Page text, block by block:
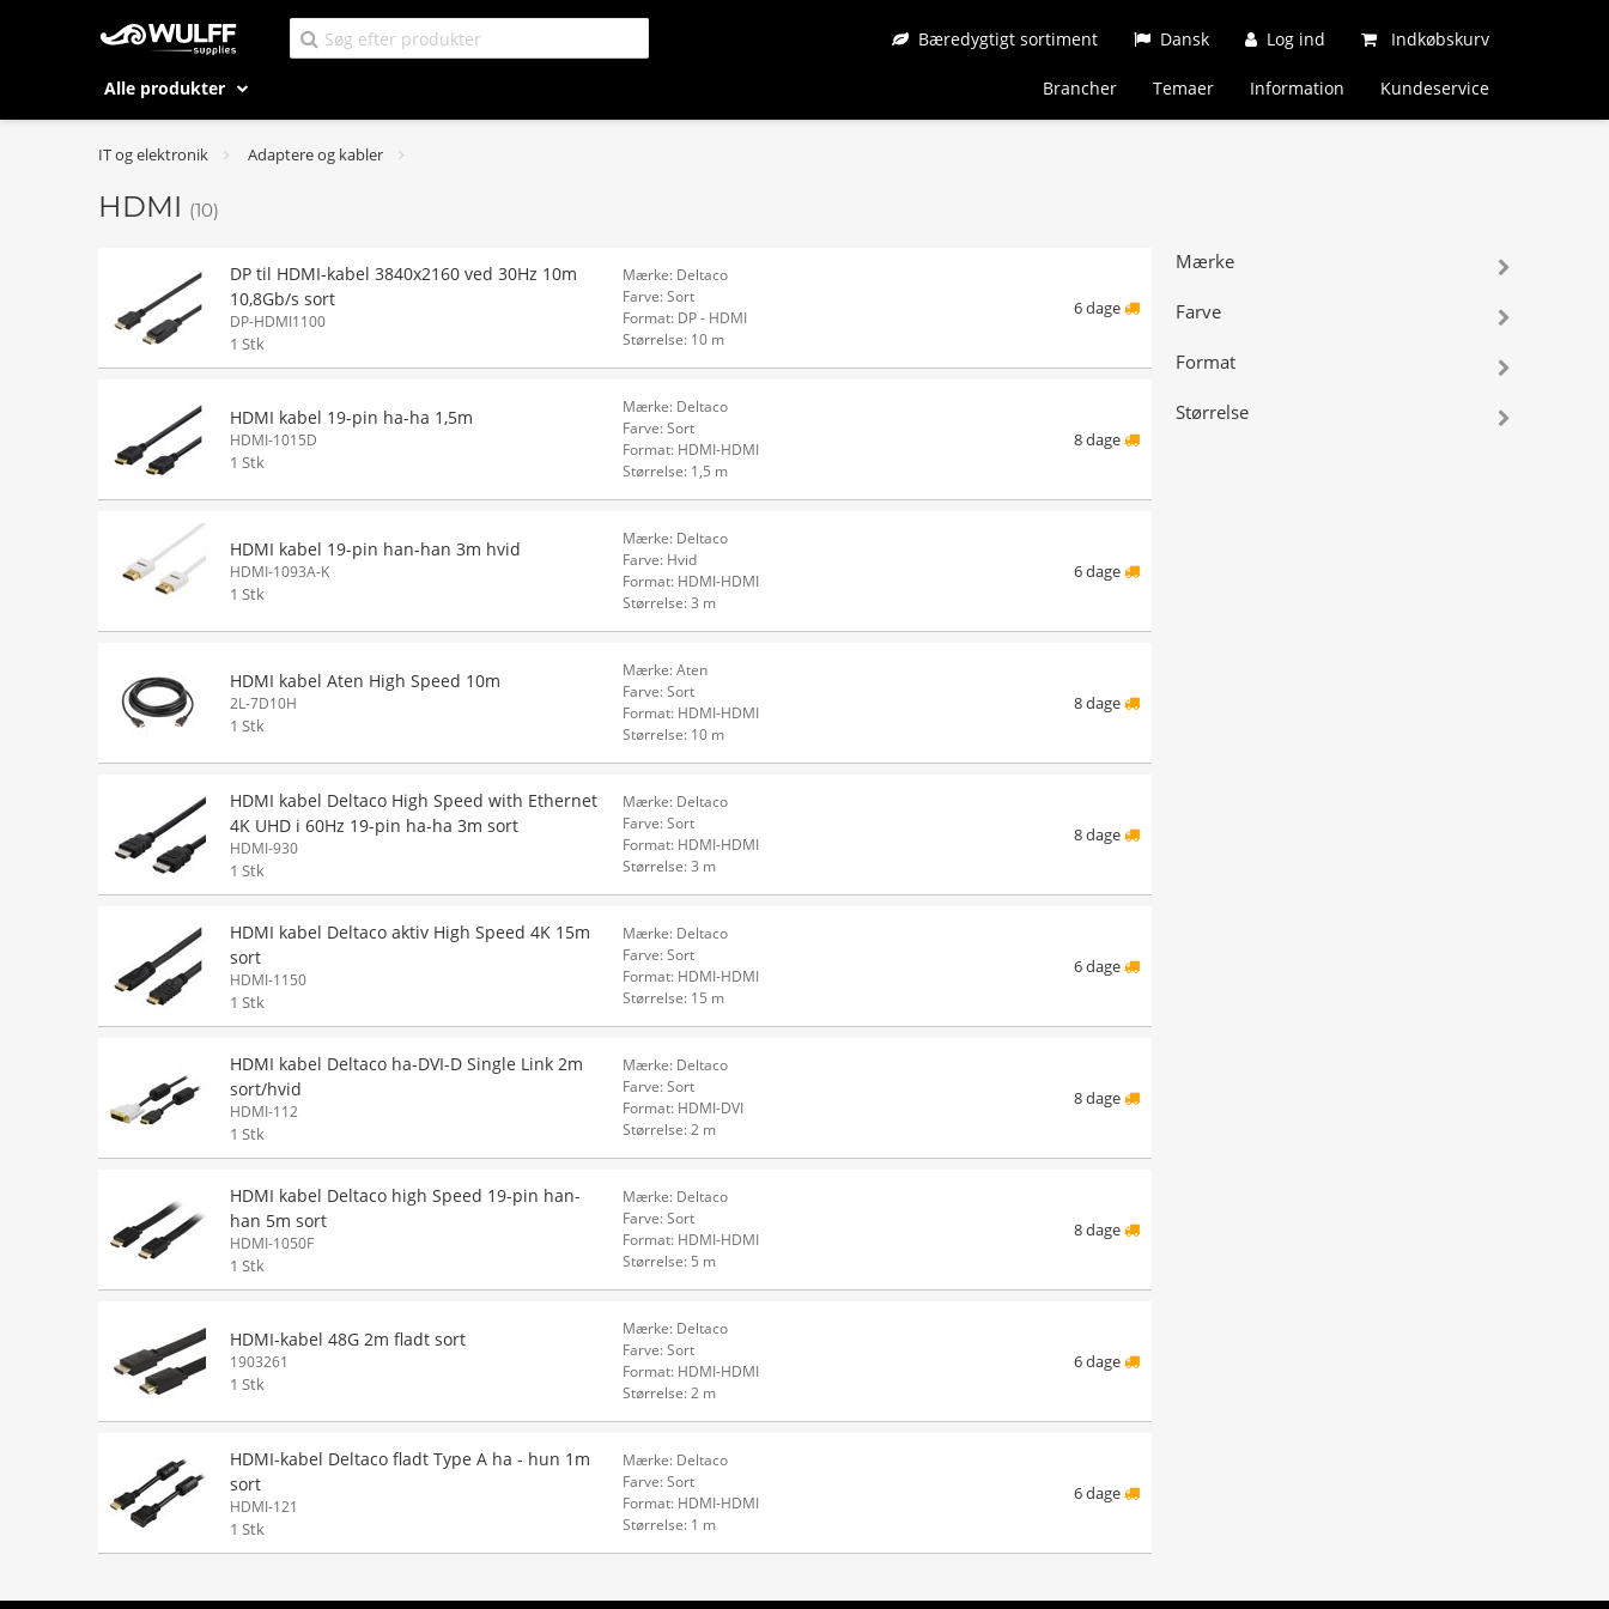
Bæredygtigt sortiment Dansk Log ind Indkøbskurv
Alle produkter Brancher Temaer Information Kundeservice
IT og elektronik Adaptere og kabler
HDMI (10)
DP til HDMI-kabel 3840x2160 ved 30Hz 10m
10,8Gb/s sort
DP-HDMI1100
1 Stk
Mærke: Deltaco
Farve: Sort
Format: DP - HDMI
Størrelse: 10 m
6 dage
HDMI kabel 19-pin ha-ha 1,5m
HDMI-1015D
1 Stk
Mærke: Deltaco
Farve: Sort
Format: HDMI-HDMI
Størrelse: 1,5 m
8 dage
HDMI kabel 19-pin han-han 3m hvid
HDMI-1093A-K
1 Stk
Mærke: Deltaco
Farve: Hvid
Format: HDMI-HDMI
Størrelse: 3 m
6 dage
HDMI kabel Aten High Speed 10m
2L-7D10H
1 Stk
Mærke: Aten
Farve: Sort
Format: HDMI-HDMI
Størrelse: 10 m
8 dage
HDMI kabel Deltaco High Speed with Ethernet
4K UHD i 60Hz 19-pin ha-ha 3m sort
HDMI-930
1 Stk
Mærke: Deltaco
Farve: Sort
Format: HDMI-HDMI
Størrelse: 3 m
8 dage
HDMI kabel Deltaco aktiv High Speed 4K 15m
sort
HDMI-1150
1 Stk
Mærke: Deltaco
Farve: Sort
Format: HDMI-HDMI
Størrelse: 15 m
6 dage
HDMI kabel Deltaco ha-DVI-D Single Link 2m
sort/hvid
HDMI-112
1 Stk
Mærke: Deltaco
Farve: Sort
Format: HDMI-DVI
Størrelse: 2 m
8 dage
HDMI kabel Deltaco high Speed 19-pin han-
han 5m sort
HDMI-1050F
1 Stk
Mærke: Deltaco
Farve: Sort
Format: HDMI-HDMI
Størrelse: 5 m
8 dage
HDMI-kabel 48G 2m fladt sort
1903261
1 Stk
Mærke: Deltaco
Farve: Sort
Format: HDMI-HDMI
Størrelse: 2 m
6 dage
HDMI-kabel Deltaco fladt Type A ha - hun 1m
sort
HDMI-121
1 Stk
Mærke: Deltaco
Farve: Sort
Format: HDMI-HDMI
Størrelse: 1 m
6 dage
Mærke
Farve
Format
Størrelse